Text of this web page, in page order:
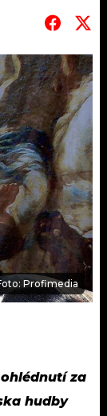
Profimedia
za
hudby